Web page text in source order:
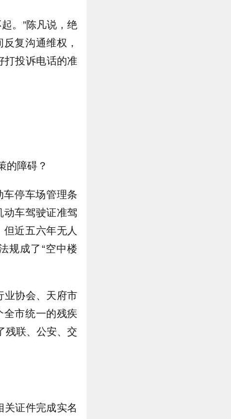
。”陈凡说，绝
复沟通维权，
打投诉电话的准
的障碍？
车停车场管理条
车驾驶证准驾
近五六年无人
规成了“空中楼
业协会、天府市
全市统一的残疾
残联、公安、交
关证件完成实名